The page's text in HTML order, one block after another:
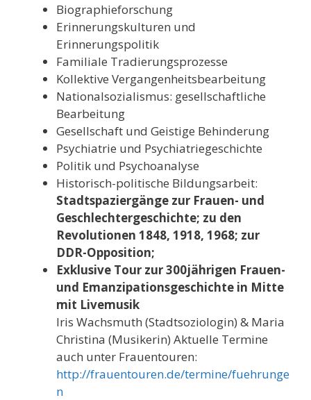
Biographieforschung
Erinnerungskulturen und
Erinnerungspolitik
Familiale Tradierungsprozesse
Kollektive Vergangenheitsbearbeitung
Nationalsozialismus: gesellschaftliche
Bearbeitung
Gesellschaft und Geistige Behinderung
Psychiatrie und Psychiatriegeschichte
Politik und Psychoanalyse
Historisch-politische Bildungsarbeit:
Stadtspaziergänge zur Frauen- und
Geschlechtergeschichte; zu den
Revolutionen 1848, 1918, 1968; zur
DDR-Opposition;
Exklusive Tour zur 300jährigen Frauen-
und Emanzipationsgeschichte in Mitte
mit Livemusik
Iris Wachsmuth (Stadtsoziologin) & Maria
Christina (Musikerin) Aktuelle Termine
auch unter Frauentouren:
http://frauentouren.de/termine/fuehrunge
n